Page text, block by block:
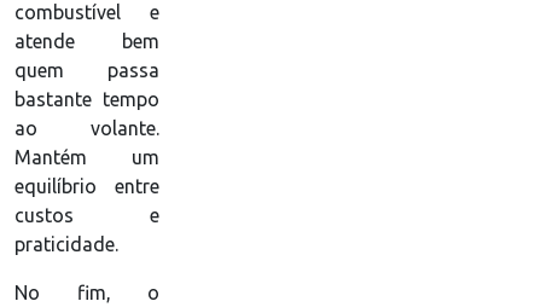
combustível e
atende bem
quem passa
bastante tempo
ao volante.
Mantém um
equilíbrio entre
custos e
praticidade.
No fim, o